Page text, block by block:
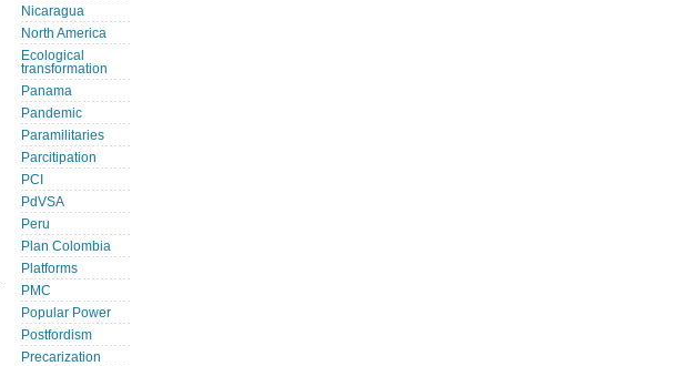
Nicaragua
North America
Ecological
transformation
Panama
Pandemic
Paramilitaries
Parcitipation
PCI
PdVSA
Peru
Plan Colombia
Platforms
PMC
Popular Power
Postfordism
Precarization